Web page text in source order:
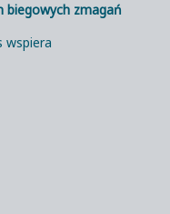
biegowych zmagań
wspiera